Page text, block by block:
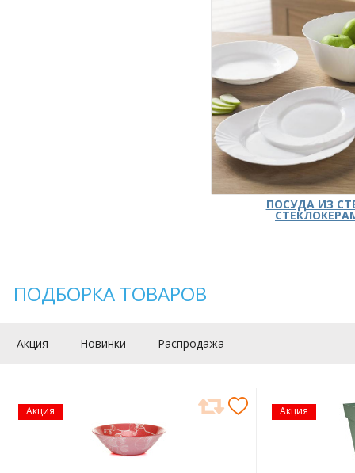
ПОСУДА ИЗ
ПОДБОРКА ТОВАРОВ
Акция Новинки Распродажа
Акция Акция